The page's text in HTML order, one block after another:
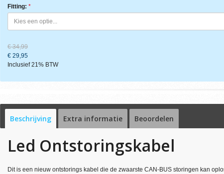
Fitting:
€ 34,99
€ 29,95
Inclusief 21% BTW
Beschrijving Extra informatie Beoordelen
Led Ontstoringskabel
Dit is een nieuw ontstorings kabel die de zwaarste CAN-BUS storingen kan